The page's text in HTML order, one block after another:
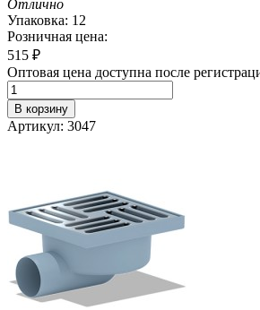
Отлично
Упаковка: 12
Розничная цена:
515 ₽
Оптовая цена доступна после
В корзину
Артикул: 3047